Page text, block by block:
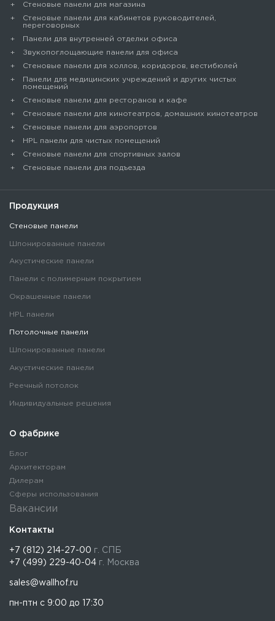
Стеновые панели для магазина
Стеновые панели для кабинетов руководителей,
переговорных
Панели для внутренней отделки офиса
Звукопоглощающие панели для офиса
Стеновые панели для холлов, коридоров, вестибюлей
Панели для медицинских учреждений и других чистых
помещений
Стеновые панели для ресторанов и кафе
Стеновые панели для кинотеатров, домашних кинотеатров
Стеновые панели для аэропортов
HPL панели для чистых помещений
Стеновые панели для спортивных залов
Стеновые панели для подъезда
Контакты
+7 (812) 214-27-00 г. СПБ
+7 (499) 229-40-04 г. Москва
sales@wallhof.ru
пн-птн с 9:00 до 17:30
Продукция
Стеновые панели
Шпонированные панели
Акустические панели
Панели с полимерным покрытием
Окрашенные панели
HPL панели
Потолочные панели
Шпонированные панели
Акустические панели
Реечный потолок
Индивидуальные решения
О фабрике
Блог
Архитекторам
Дилерам
Сферы использования
Вакансии